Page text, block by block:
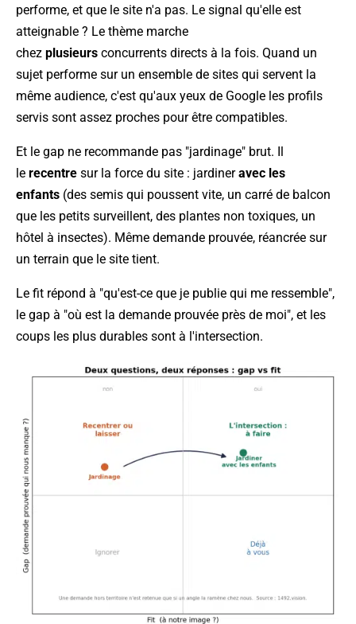
performe, et que le site n'a pas. Le signal qu'elle est
atteignable ? Le thème marche
chez plusieurs concurrents directs à la fois. Quand un
sujet performe sur un ensemble de sites qui servent la
même audience, c'est qu'aux yeux de Google les profils
servis sont assez proches pour être compatibles.
Et le gap ne recommande pas "jardinage" brut. Il
le recentre sur la force du site : jardineravec les
enfants (des semis qui poussent vite, un carré de balcon
que les petits surveillent, des plantes non toxiques, un
hôtel à insectes). Même demande prouvée, réancrée sur
un terrain que le site tient.
Le fit répond à "qu'est-ce que je publie qui me ressemble",
le gap à "où est la demande prouvée près de moi", et les
coups les plus durables sont à l'intersection.